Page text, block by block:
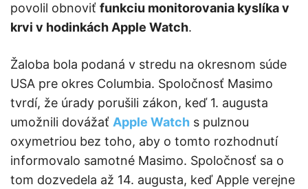
povolil obnoviť funkciu monitorovania kyslíka v
krvi v hodinkách Apple Watch.
Žaloba bola podaná v stredu na okresnom súde
USA pre okres Columbia. Spoločnosť Masimo
tvrdí, že úrady porušili zákon, keď 1. augusta
umožnili dovážať Apple Watch s pulznou
oxymetriou bez toho, aby o tomto rozhodnutí
informovalo samotné Masimo. Spoločnosť sa o
tom dozvedela až 14. augusta, keď Apple verejne